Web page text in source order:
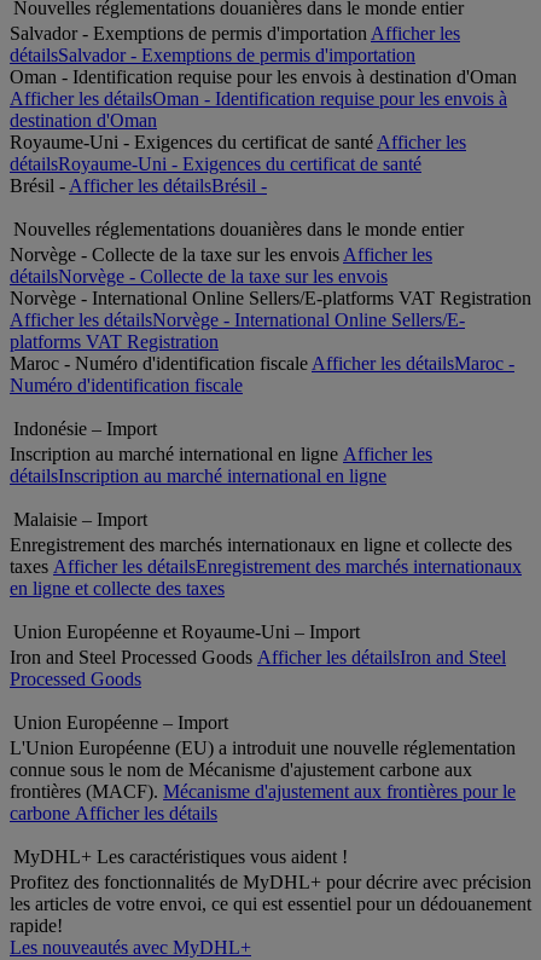
Nouvelles réglementations douanières dans le monde entier
Salvador - Exemptions de permis d'importationAfficher les
détailsSalvador - Exemptions de permis d'importation
Oman - Identification requise pour les envois à destination d'Oman
Afficher les détailsOman - Identification requise pour les envois à
destination d'Oman
Royaume-Uni - Exigences du certificat de santéAfficher les
détailsRoyaume-Uni - Exigences du certificat de santé
Brésil -Afficher les détailsBrésil -
Nouvelles réglementations douanières dans le monde entier
Norvège - Collecte de la taxe sur les envoisAfficher les
détailsNorvège - Collecte de la taxe sur les envois
Norvège - International Online Sellers/E-platforms VAT Registration
Afficher les détailsNorvège - International Online Sellers/E-
platforms VAT Registration
Maroc - Numéro d'identification fiscaleAfficher les détailsMaroc -
Numéro d'identification fiscale
Indonésie – Import
Inscription au marché international en ligne Afficher les
détailsInscription au marché international en ligne
Malaisie – Import
Enregistrement des marchés internationaux en ligne et collecte des
taxes Afficher les détailsEnregistrement des marchés internationaux
en ligne et collecte des taxes
Union Européenne et Royaume-Uni – Import
Iron and Steel Processed Goods Afficher les détailsIron and Steel
Processed Goods
Union Européenne – Import
L'Union Européenne (EU) a introduit une nouvelle réglementation
connue sous le nom de Mécanisme d'ajustement carbone aux
frontières (MACF). Mécanisme d'ajustement aux frontières pour le
carbone Afficher les détails
MyDHL+ Les caractéristiques vous aident !
Profitez des fonctionnalités de MyDHL+ pour décrire avec précision
les articles de votre envoi, ce qui est essentiel pour un dédouanement
rapide!
Les nouveautés avec MyDHL+